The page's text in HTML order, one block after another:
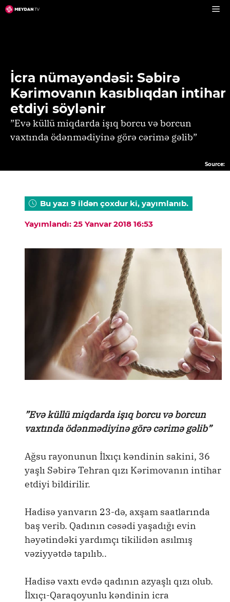
Skip
İcra nümayəndəsi: Səbirə
Kərimovanın kasıblıqdan intihar
etdiyi söylənir
”Evə küllü miqdarda işıq borcu və borcun
vaxtında ödənmədiyinə görə cərimə gəlib”
Source:
Bu yazı 9 ildən çoxdur ki, yayımlanıb.
Yayımlandı: 25 Yanvar 2018 16:53
”Evə küllü miqdarda işıq borcu və borcun
vaxtında ödənmədiyinə görə cərimə gəlib”
Ağsu rayonunun İlxıçı kəndinin sakini, 36
yaşlı Səbirə Tehran qızı Kərimovanın intihar
etdiyi bildirilir.
Hadisə yanvarın 23-də, axşam saatlarında
baş verib. Qadının cəsədi yaşadığı evin
həyətindəki yardımçı tikilidən asılmış
vəziyyətdə tapılıb..
Hadisə vaxtı evdə qadının azyaşlı qızı olub.
İlxıçı-Qaraqoyunlu kəndinin icra